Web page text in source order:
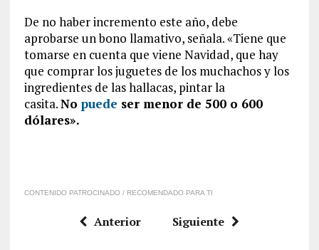
De no haber incremento este año, debe
aprobarse un bono llamativo, señala. «Tiene que
tomarse en cuenta que viene Navidad, que hay
que comprar los juguetes de los muchachos y los
ingredientes de las hallacas, pintar la
casita.No puede ser menor de 500 o 600
dólares».
CONTENIDO PATROCINADO / RECOMENDADO PARA TI
Anterior Siguiente